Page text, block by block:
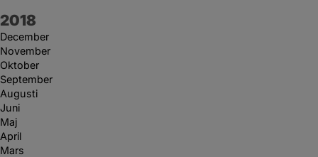
År:
2018
December
November
Oktober
September
Augusti
Juni
Maj
April
Mars